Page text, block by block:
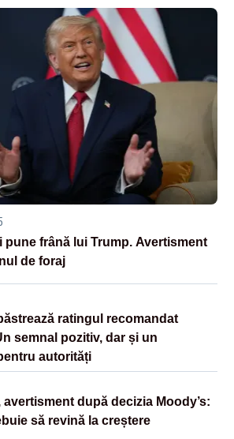
pune frână lui Trump. Avertisment
de foraj
ratingul recomandat
semnal pozitiv, dar și un
autorități
avertisment după decizia Moody’s:
să revină la creștere